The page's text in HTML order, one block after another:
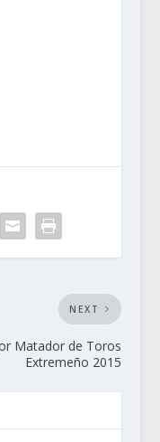
NEXT
Matador de Toros
Extremeño 2015